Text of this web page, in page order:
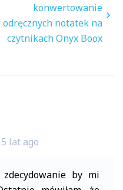
konwertowanie
odręcznych notatek na
czytnikach Onyx Boox
5 lat ago
by mi